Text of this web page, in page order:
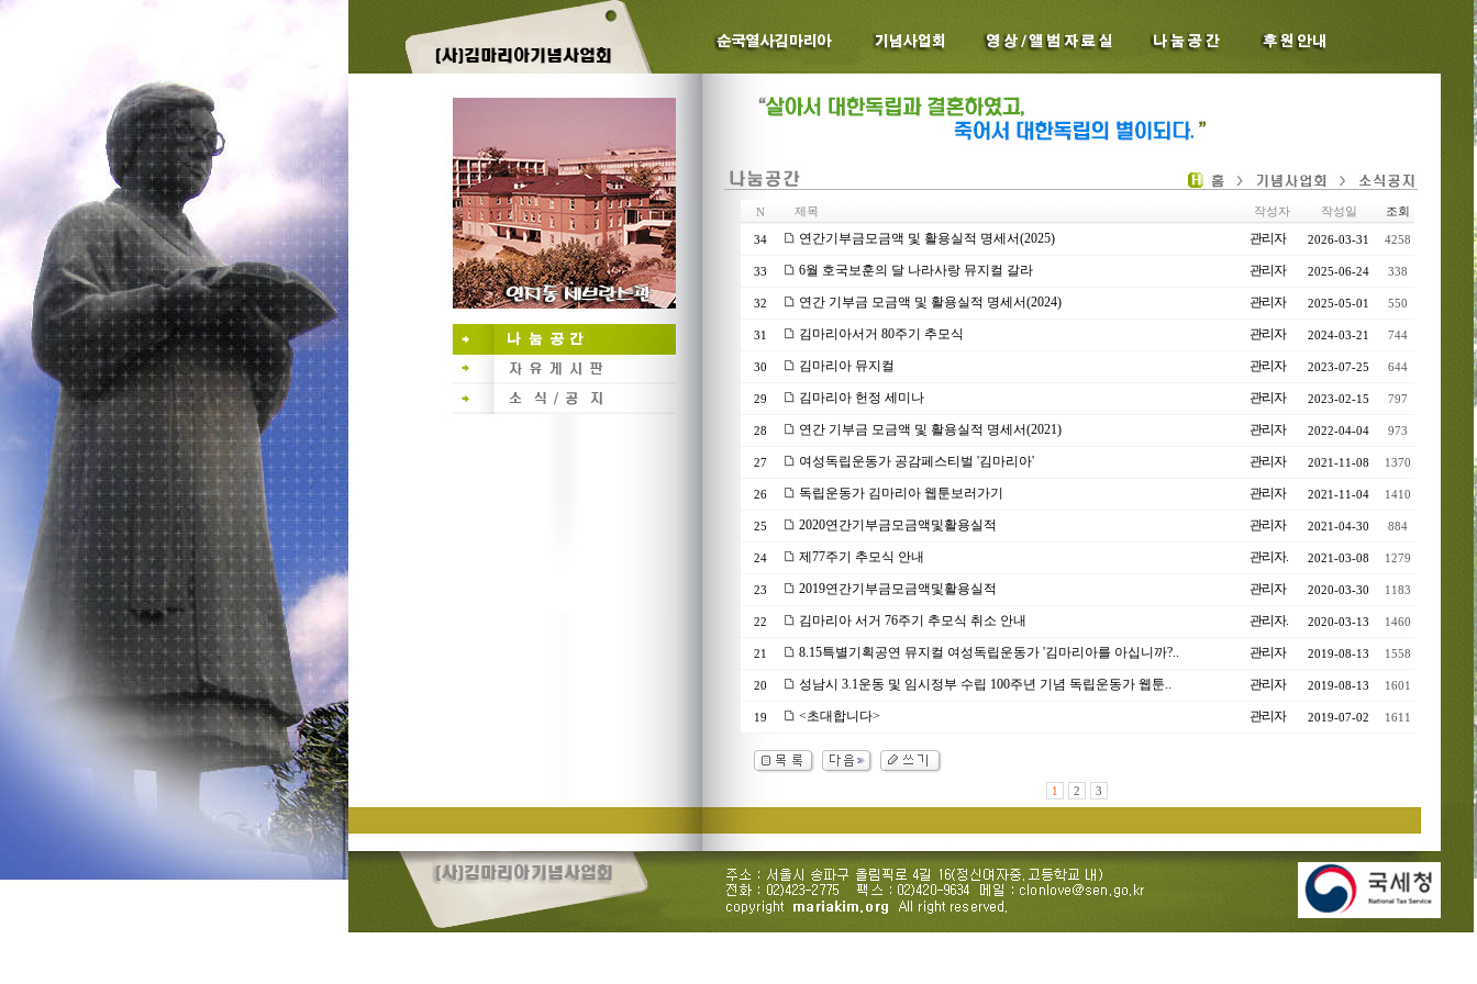
N 제목 작성자 작성일 조회
34 연간기부금모금액 및 활용실적 명세서(2025) 관리자 2026-03-31 4258
33 6월 호국보훈의 달 나라사랑 뮤지컬 갈라 관리자 2025-06-24 338
32 연간 기부금 모금액 및 활용실적 명세서(2024) 관리자 2025-05-01 550
31 김마리아서거 80주기 추모식 관리자 2024-03-21 744
30 김마리아 뮤지컬 관리자 2023-07-25 644
29 김마리아 헌정 세미나 관리자 2023-02-15 797
28 연간 기부금 모금액 및 활용실적 명세서(2021) 관리자 2022-04-04 973
27 여성독립운동가 공감페스티벌 '김마리아' 관리자 2021-11-08 1370
26 독립운동가 김마리아 웹툰보러가기 관리자 2021-11-04 1410
25 2020연간기부금모금액및활용실적 관리자 2021-04-30 884
24 제77주기 추모식 안내 관리자. 2021-03-08 1279
23 2019연간기부금모금액및활용실적 관리자 2020-03-30 1183
22 김마리아 서거 76주기 추모식 취소 안내 관리자. 2020-03-13 1460
21 8.15특별기획공연 뮤지컬 여성독립운동가 '김마리아를 아십니까?.. 관리자 2019-08-13 1558
20 성남시 3.1운동 및 임시정부 수립 100주년 기념 독립운동가 웹툰.. 관리자 2019-08-13 1601
19 <초대합니다> 관리자 2019-07-02 1611
1 2 3